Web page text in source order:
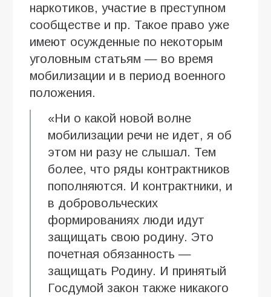
наркотиков, участие в преступном
сообществе и пр. Такое право уже
имеют осужденные по некоторым
уголовным статьям — во время
мобилизации и в период военного
положения.
«Ни о какой новой волне
мобилизации речи не идет, я об
этом ни разу не слышал. Тем
более, что ряды контрактников
пополняются. И контрактники, и
в добровольческих
формированиях люди идут
защищать свою родину. Это
почетная обязанность —
защищать Родину. И принятый
Госдумой закон также никакого